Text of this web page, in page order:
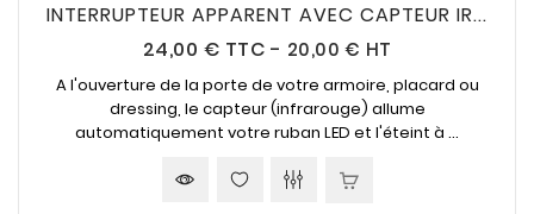
INTERRUPTEUR APPARENT AVEC CAPTEUR IR...
24,00 € Prix
TTC - 20,00 € HT
A l'ouverture de la porte de votre armoire, placard ou
dressing, le capteur (infrarouge) allume
automatiquement votre ruban LED et l'éteint à ...